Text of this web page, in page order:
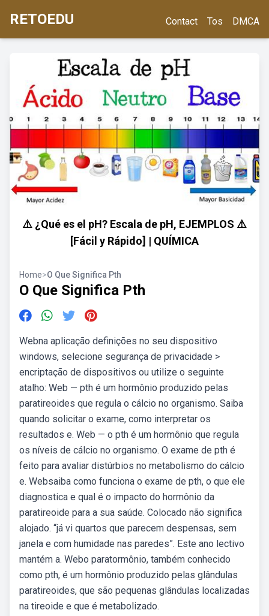
RETOEDU Contact Tos DMCA
⚠️ ¿Qué es el pH? Escala de pH, EJEMPLOS ⚠️
[Fácil y Rápido] | QUÍMICA
Home>O Que Significa Pth
O Que Significa Pth
Webna aplicação definições no seu dispositivo
windows, selecione segurança de privacidade >
encriptação de dispositivos ou utilize o seguinte
atalho: Web — pth é um hormônio produzido pelas
paratireoides que regula o cálcio no organismo. Saiba
quando solicitar o exame, como interpretar os
resultados e. Web — o pth é um hormônio que regula
os níveis de cálcio no organismo. O exame de pth é
feito para avaliar distúrbios no metabolismo do cálcio
e. Websaiba como funciona o exame de pth, o que ele
diagnostica e qual é o impacto do hormônio da
paratireoide para a sua saúde. Colocado não significa
alojado. “já vi quartos que parecem despensas, sem
janela e com humidade nas paredes”. Este ano lectivo
mantém a. Webo paratormônio, também conhecido
como pth, é um hormônio produzido pelas glândulas
paratireoides, que são pequenas glândulas localizadas
na tireoide e que é metabolizado.